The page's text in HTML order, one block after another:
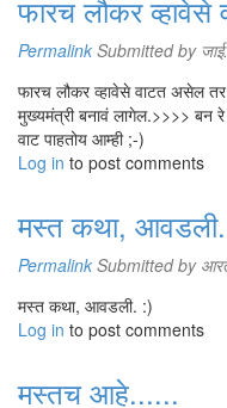
फारच लौकर
Permalink Submitted by जाई.
फारच लौकर व्हावेसे वाटत असेल
मुख्यमंत्री बनावं लागेल.>>>> बन रे
वाट पाहतोय आम्ही ;-)
Log in to post comments
मस्त कथा, आवडली.
Permalink Submitted by
मस्त कथा, आवडली. :)
Log in to post comments
मस्तच आहे......